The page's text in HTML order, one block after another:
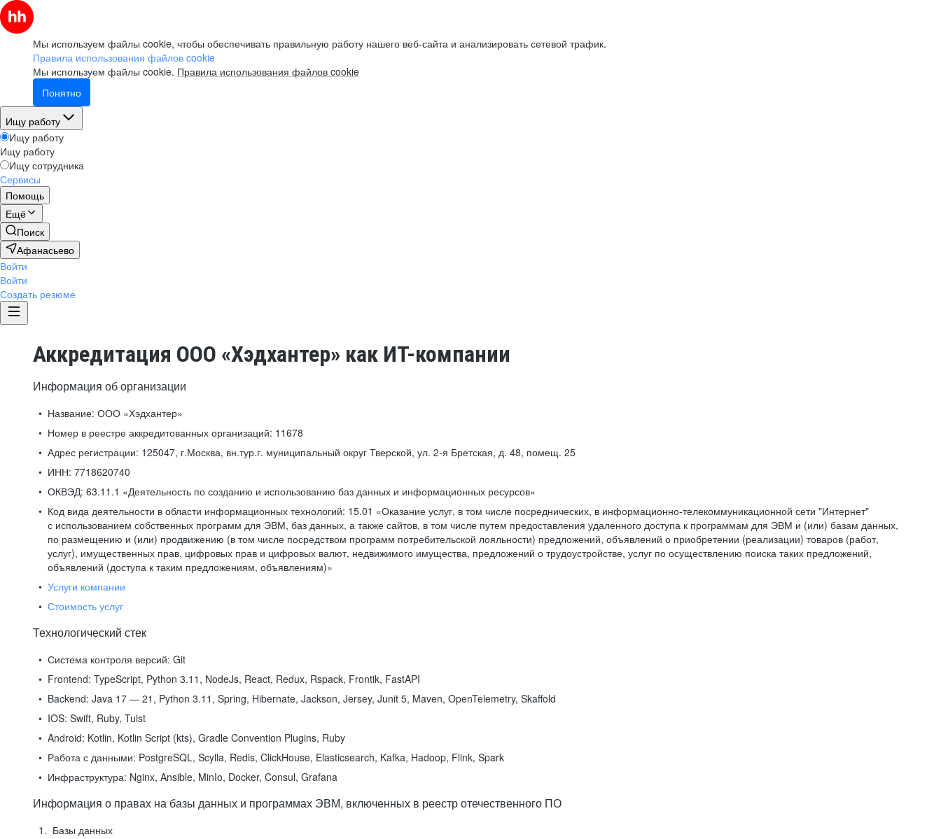
Мы используем файлы cookie, чтобы обеспечивать правильную работу нашего веб-сайта и анализировать сетевой трафик.
Правила использования файлов cookie
Мы используем файлы cookie. Правила использования файлов cookie
Понятно
Ищу работу
Ищу работу
Ищу работу
Ищу сотрудника
Сервисы
Помощь
Ещё
Поиск
Афанасьево
Войти
Войти
Создать резюме
Аккредитация ООО «Хэдхантер» как ИТ-компании
Информация об организации
Название: ООО «Хэдхантер»
Номер в реестре аккредитованных организаций: 11678
Адрес регистрации: 125047, г.Москва, вн.тур.г. муниципальный округ Тверской, ул. 2-я Бретская, д. 48, помещ. 25
ИНН: 7718620740
ОКВЭД: 63.11.1 «Деятельность по созданию и использованию баз данных и информационных ресурсов»
Код вида деятельности в области информационных технологий: 15.01 «Оказание услуг, в том числе посреднических, в информационно-телекоммуникационной сети "Интернет"
с использованием собственных программ для ЭВМ, баз данных, а также сайтов, в том числе путем предоставления удаленного доступа к программам для ЭВМ и (или) базам данных,
по размещению и (или) продвижению (в том числе посредством программ потребительской лояльности) предложений, объявлений о приобретении (реализации) товаров (работ,
услуг), имущественных прав, цифровых прав и цифровых валют, недвижимого имущества, предложений о трудоустройстве, услуг по осуществлению поиска таких предложений,
объявлений (доступа к таким предложениям, объявлениям)»
Услуги компании
Стоимость услуг
Технологический стек
Система контроля версий: Git
Frontend: TypeScript, Python 3.11, NodeJs, React, Redux, Rspack, Frontik, FastAPI
Backend: Java 17 — 21, Python 3.11, Spring, Hibernate, Jackson, Jersey, Junit 5, Maven, OpenTelemetry, Skaffold
IOS: Swift, Ruby, Tuist
Android: Kotlin, Kotlin Script (kts), Gradle Convention Plugins, Ruby
Работа с данными: PostgreSQL, Scylla, Redis, ClickHouse, Elasticsearch, Kafka, Hadoop, Flink, Spark
Инфраструктура: Nginx, Ansible, MinIo, Docker, Consul, Grafana
Информация о правах на базы данных и программах ЭВМ, включенных в реестр отечественного ПО
Базы данных